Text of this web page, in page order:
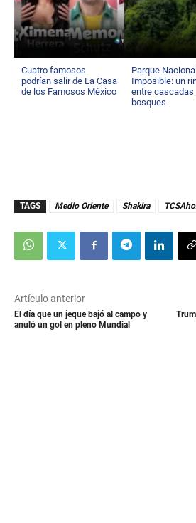
Cuatro famosos
podrían salir de La Casa
de los Famosos México
Parque
Imposible: un
entre cascadas
bosques
TAGS Medio Oriente Shakira
Artículo anterior
El día que un jeque bajó al campo y
anuló un gol en pleno Mundial